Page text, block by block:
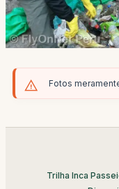
Fotos
Trilha Inca